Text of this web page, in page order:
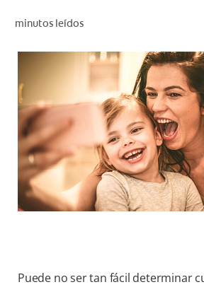
minutos leídos
Puede no ser tan fácil determinar